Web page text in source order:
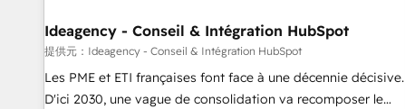
have successfully supported over 500 organisations with
HubSpot implementation, optimisation, training, and
adoption assurance. Our tried and tested Roadmap
methodology will ensure that you receive the best
Ideagency - Conseil & Intégration HubSpot
提供元：Ideagency - Conseil & Intégration HubSpot
Les PME et ETI françaises font face à une décennie décisive.
D'ici 2030, une vague de consolidation va recomposer le